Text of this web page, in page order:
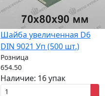
Шайба увеличенная D6
DIN 9021 Уп (500 шт.)
Розница
654.50
Наличие: 16 упак